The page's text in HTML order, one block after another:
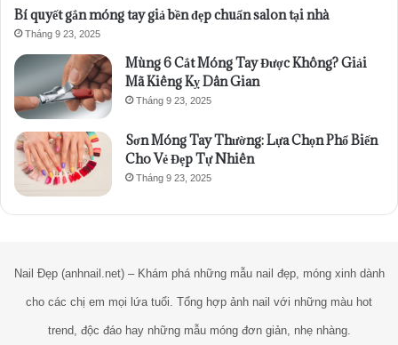
Bí quyết gắn móng tay giả bền đẹp chuẩn salon tại nhà
Tháng 9 23, 2025
Mùng 6 Cắt Móng Tay Được Không? Giải
Mã Kiêng Kỵ Dân Gian
Tháng 9 23, 2025
Sơn Móng Tay Thường: Lựa Chọn Phổ Biến
Cho Vẻ Đẹp Tự Nhiên
Tháng 9 23, 2025
Nail Đẹp (anhnail.net) – Khám phá những mẫu nail đẹp, móng xinh dành
cho các chị em mọi lứa tuổi. Tổng hợp ảnh nail với những màu hot
trend, độc đáo hay những mẫu móng đơn giản, nhẹ nhàng.